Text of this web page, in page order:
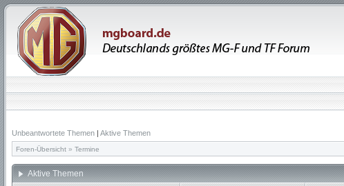
Unbeantwortete Themen | Aktive Themen
Foren-Übersicht » Termine
Aktive Themen